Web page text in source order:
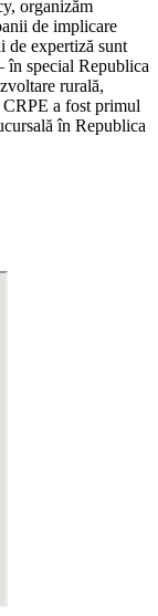
organizăm
de implicare
de expertiză sunt
în special Republica
rurală,
a fost primul
în Republica